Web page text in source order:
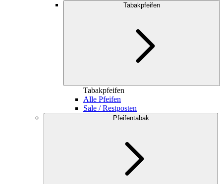
Tabakpfeifen
Tabakpfeifen
Alle Pfeifen
Sale / Restposten
Pfeifentabak